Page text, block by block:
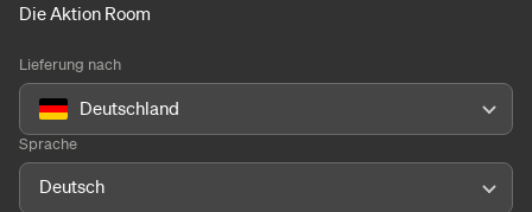
Die Aktion Room
Lieferung nach
Deutschland
Sprache
Deutsch